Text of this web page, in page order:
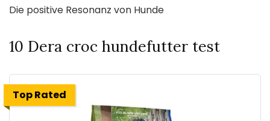
Die positive Resonanz von Hunde
10 Dera croc hundefutter test
Top Rated